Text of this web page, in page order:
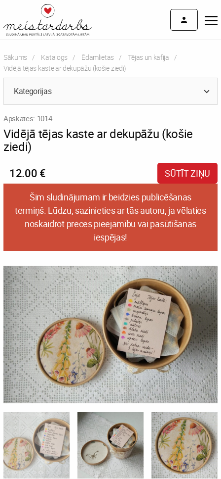
Sākums Katalogs Ēdamlietas
Tējas un kafija
Current:
Vidējā tējas kaste ar dekupāžu (košie ziedi)
Kategorijas
Apskates: 1014
Vidējā tējas kaste ar dekupāžu (košie
ziedi)
12.00 €
SŪTĪT ZIŅU
Šim sludinājumam ir beidzies publicēšanas
termiņš. Lūdzu, sazinieties ar tās autoru, ja vēlaties
noskaidrot preces pieejamību vai pasūtīšanas
iespējas!